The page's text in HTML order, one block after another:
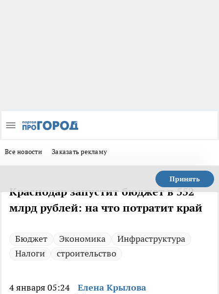
Все новости Заказать рекламу
Принять
Краснодар запустит бюджет в 552
млрд рублей: на что потратит край
Бюджет Экономика
Инфраструктура
Налоги
строительство
4 января 05:24 Елена Крылова